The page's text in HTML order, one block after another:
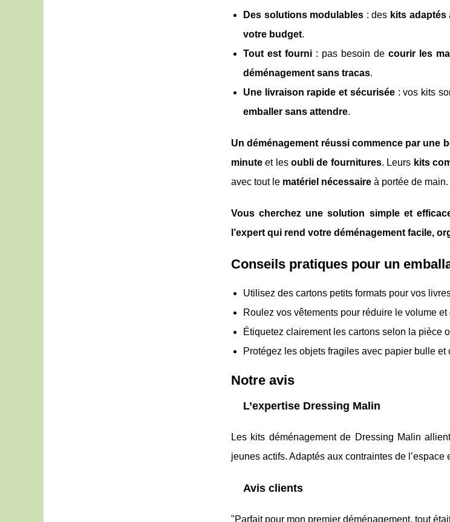
Des solutions modulables : des kits adaptés
votre budget.
Tout est fourni : pas besoin de courir les
déménagement sans tracas.
Une livraison rapide et sécurisée: vos kits
emballer sans attendre.
Un déménagement réussi commence par une
minute et lesoubli de fournitures. Leurs kits
avec tout le matériel nécessaire à portée de main.
Vous cherchez une solution simple et
l’expert qui rend votre déménagement facile,
Conseils pratiques pour un
Utilisez des cartons petits formats pour vos
Roulez vos vêtements pour réduire le volume et
Étiquetez clairement les cartons selon la pièce
Protégez les objets fragiles avec papier bulle et
Notre avis
L’expertise Dressing Malin
Les kits déménagement de Dressing Malin
jeunes actifs. Adaptés aux contraintes de
Avis clients
"Parfait pour mon premier déménagement, tout